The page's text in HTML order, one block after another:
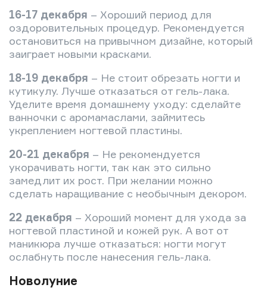
16-17 декабря – Хороший период для
оздоровительных процедур. Рекомендуется
остановиться на привычном дизайне, который
заиграет новыми красками.
18-19 декабря – Не стоит обрезать ногти и
кутикулу. Лучше отказаться от гель-лака.
Уделите время домашнему уходу: сделайте
ванночки с аромамаслами, займитесь
укреплением ногтевой пластины.
20-21 декабря – Не рекомендуется
укорачивать ногти, так как это сильно
замедлит их рост. При желании можно
сделать наращивание с необычным декором.
22 декабря – Хороший момент для ухода за
ногтевой пластиной и кожей рук. А вот от
маникюра лучше отказаться: ногти могут
ослабнуть после нанесения гель-лака.
Новолуние